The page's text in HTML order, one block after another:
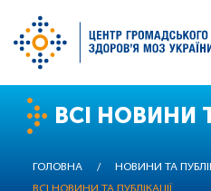
Перейти
вмісту
ВСІ НОВИНИ
ГОЛОВНА / НОВИНИ ТА